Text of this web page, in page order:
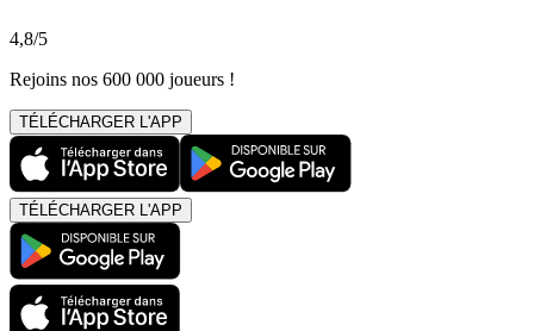
4,8/5
Rejoins nos 600 000 joueurs !
TÉLÉCHARGER L'APP
TÉLÉCHARGER L'APP